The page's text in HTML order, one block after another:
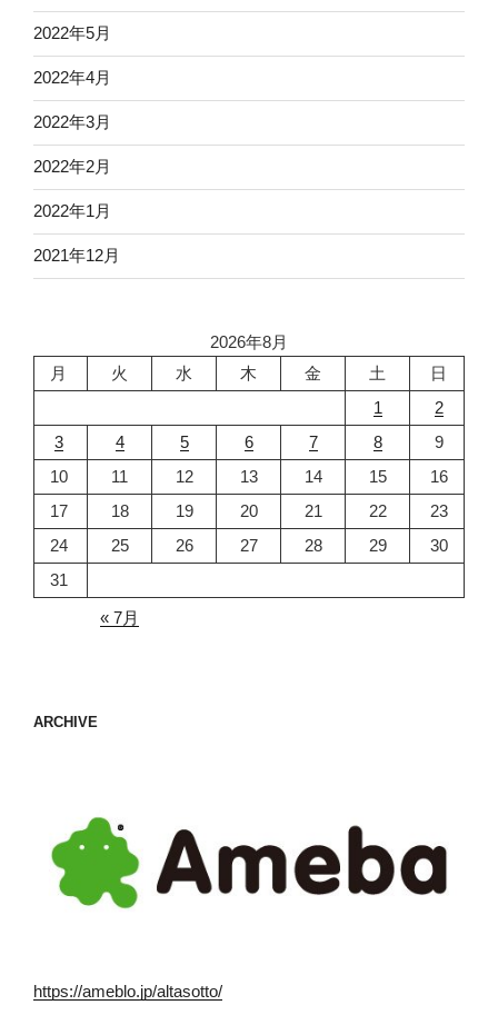
2022年5月
2022年4月
2022年3月
2022年2月
2022年1月
2021年12月
2026年8月
月
火 水 木 金 土
日
1
2
3
4 5 6 7 8
9
10
11 12 13 14 15
16
17
18 19 20 21 22
23
24
25 26 27 28 29
30
31
« 7月
ARCHIVE
https://ameblo.jp/altasotto/